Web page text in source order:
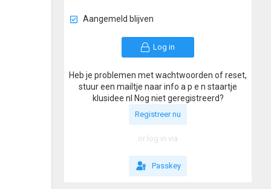
Aangemeld blijven
Log in
Heb je problemen met wachtwoorden of reset,
stuur een mailtje naar info a p e n staartje
klusidee nl Nog niet geregistreerd?
Registreer nu
or log in via
Passkey